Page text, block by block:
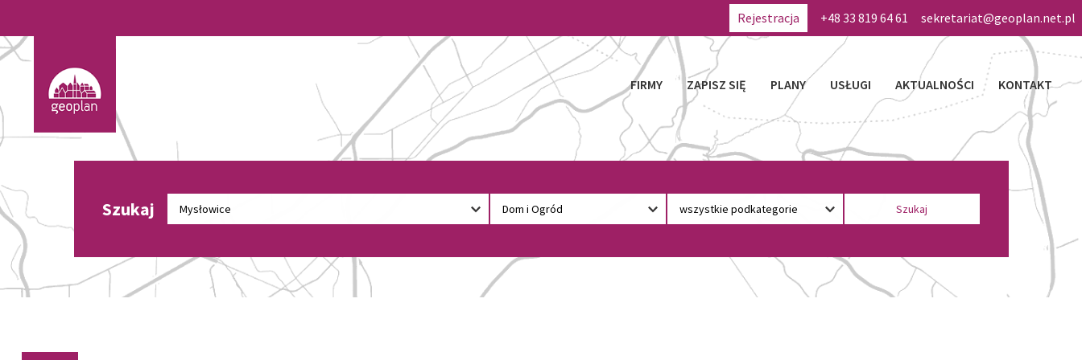
Rejestracja +48 33 819 64 61 sekretariat@geoplan.net.pl
FIRMY ZAPISZ SIĘ PLANY USŁUGI AKTUALNOŚCI KONTAKT
Szukaj